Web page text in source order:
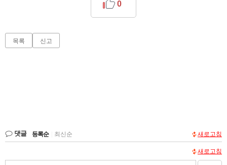
0
목록 신고
댓글 등록순 최신순 새로고침
새로고침